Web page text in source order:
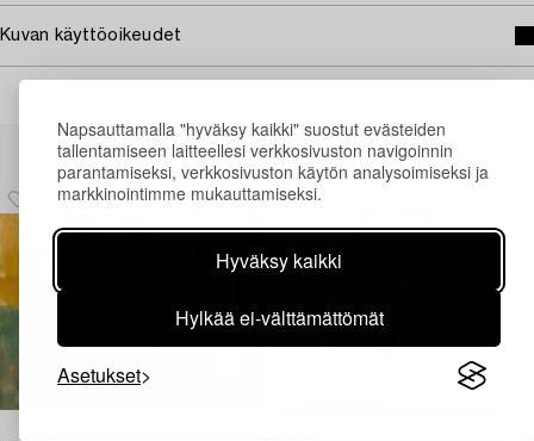
Napsauttamalla "hyväksy kaikki" suostut evästeiden
tallentamiseen laitteellesi verkkosivuston navigoinnin
parantamiseksi, verkkosivuston käytön analysoimiseksi ja
markkinointimme mukauttamiseksi.
Hyväksy kaikki
Hylkää ei-välttämättömät
Asetukset
Kuvan käyttöoikeudet
Muiden katsomia kohteita